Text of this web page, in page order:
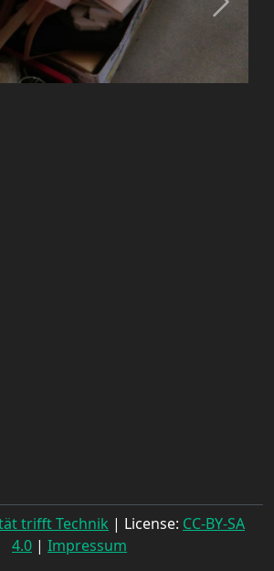
trifft Technik | License: CC-BY-SA
4.0 | Impressum